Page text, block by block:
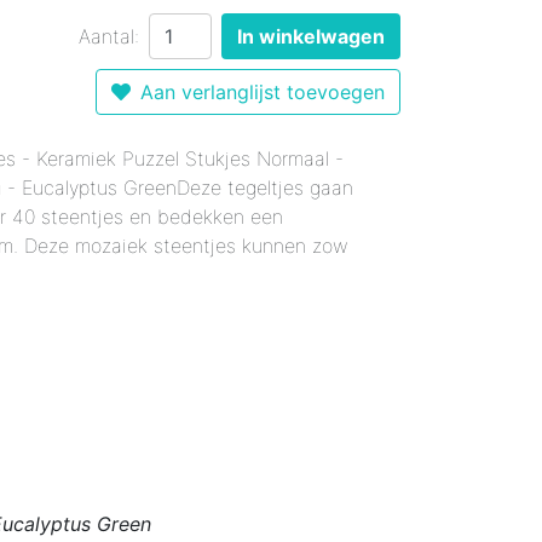
12 mm - Gemixte Kleuren
Kleuren
Kleuren
18 mm - Gemixte Kleuren
Kleuren
- Enkele Kleuren
Kleuren
mm - Enkele Kleuren
mm - Enkele Kleuren
12x38 mm - Enkele Kleuren
Kleuren
Kleuren
- Enkele Kleuren
Aantal: In winkelwagen
Aan verlanglijst toevoegen
- Keramiek Puzzel Stukjes Normaal -
- Eucalyptus GreenDeze tegeltjes gaan
40 steentjes en bedekken een
Deze mozaiek steentjes kunnen zow
Green